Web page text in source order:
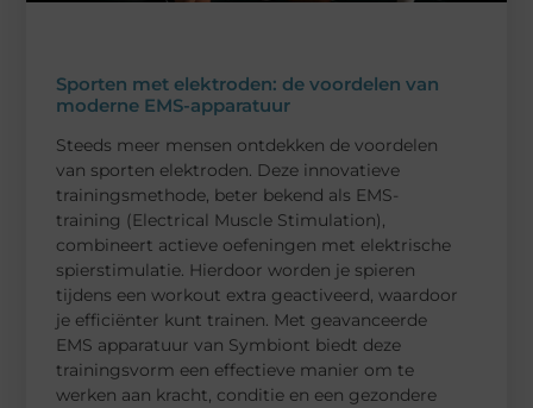
Sporten met elektroden: de voordelen van
moderne EMS-apparatuur
Steeds meer mensen ontdekken de voordelen
van sporten elektroden. Deze innovatieve
trainingsmethode, beter bekend als EMS-
training (Electrical Muscle Stimulation),
combineert actieve oefeningen met elektrische
spierstimulatie. Hierdoor worden je spieren
tijdens een workout extra geactiveerd, waardoor
je efficiënter kunt trainen. Met geavanceerde
EMS apparatuur van Symbiont biedt deze
trainingsvorm een effectieve manier om te
werken aan kracht, conditie en een gezondere